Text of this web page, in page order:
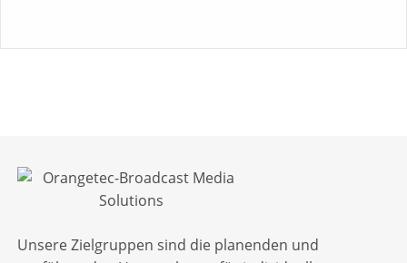
Unsere Zielgruppen sind die planenden und